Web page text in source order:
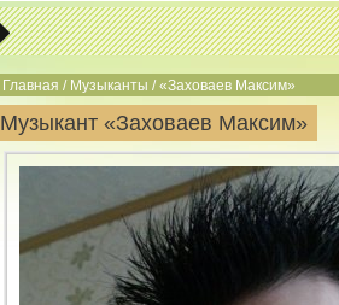
Главная / Музыканты /«Заховаев Максим»
Музыкант «Заховаев Максим»